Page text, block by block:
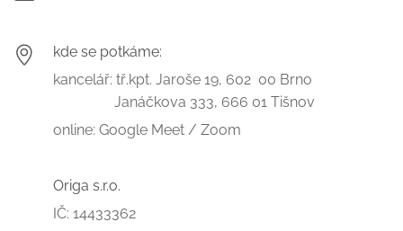
kde se potkáme:
kancelář: tř.kpt. Jaroše 19, 602 00 Brno
Janáčkova 333, 666 01 Tišnov
online: Google Meet / Zoom
Origa s.r.o.
IČ: 14433362